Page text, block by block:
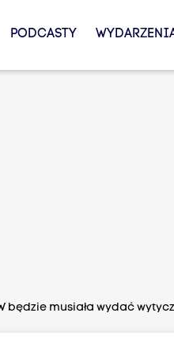
PODCASTY
będzie musiała wydać